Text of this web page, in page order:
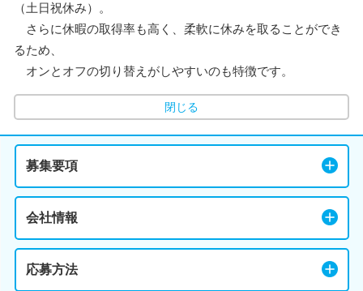
（土日祝休み）。
さらに休暇の取得率も高く、柔軟に休みを取ることができ
るため、
オンとオフの切り替えがしやすいのも特徴です。
閉じる
募集要項
会社情報
応募方法